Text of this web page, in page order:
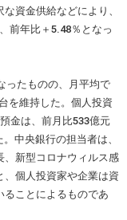
資金供給などにより、
前年比＋5.48％となっ
ったものの、月平均で
を維持した。個人投資
金は、前月比533億元
中央銀行の担当者は、
、新型コロナウィルス感
個人投資家や企業は資
ることによるものであ